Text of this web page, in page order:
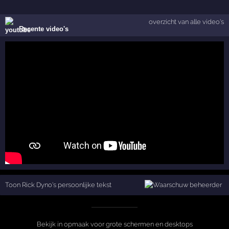
Recente video's
overzicht van alle video's
Toon Rick Dyno's persoonlijke tekst
Bekijk in opmaak voor grote schermen en desktops